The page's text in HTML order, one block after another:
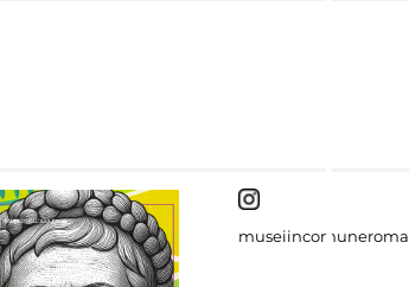
museiincomuneroma